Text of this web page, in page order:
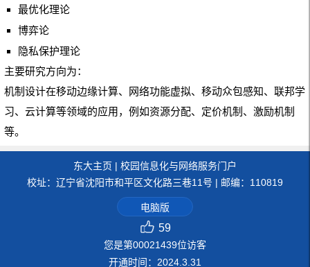
最优化理论
博弈论
隐私保护理论
主要研究方向为：
机制设计在移动边缘计算、网络功能虚拟、移动众包感知、联邦学
习、云计算等领域的应用，例如资源分配、定价机制、激励机制
等。
东大主页 | 校园信息化与网络服务门户
校址：辽宁省沈阳市和平区文化路三巷11号 | 邮编：110819
电脑版
59
您是第00021439位访客
开通时间： 2024 3 31